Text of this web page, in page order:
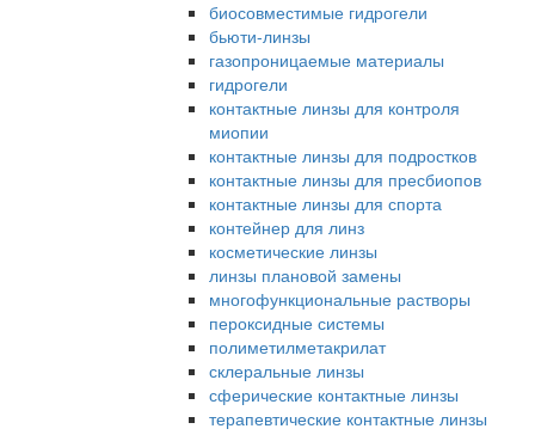
биосовместимые гидрогели
бьюти-линзы
газопроницаемые материалы
гидрогели
контактные линзы для контроля
миопии
контактные линзы для подростков
контактные линзы для пресбиопов
контактные линзы для спорта
контейнер для линз
косметические линзы
линзы плановой замены
многофункциональные растворы
пероксидные системы
полиметилметакрилат
склеральные линзы
сферические контактные линзы
терапевтические контактные линзы